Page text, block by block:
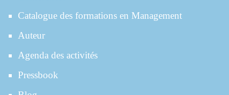
Catalogue des formations en Management
Auteur
Agenda des activités
Pressbook